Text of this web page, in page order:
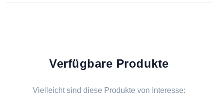
Verfügbare Produkte
Vielleicht sind diese Produkte von Interesse: